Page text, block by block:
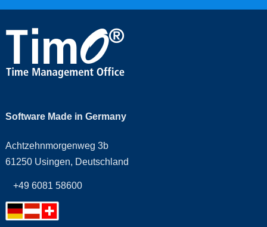
Software Made in Germany
Achtzehnmorgenweg 3b
61250 Usingen, Deutschland
+49 6081 58600